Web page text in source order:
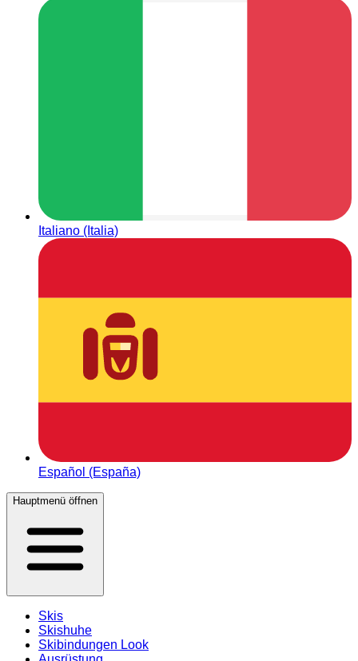
Italiano (Italia)
Español (España)
Hauptmenü öffnen
Skis
Skishuhe
Skibindungen Look